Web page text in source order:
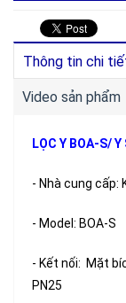
Thông tin chi
Video sản phẩm
LỌC Y BOA-S/
- Nhà cung cấp:
- Model: BOA-S
- Kết nối: Mặt
PN25